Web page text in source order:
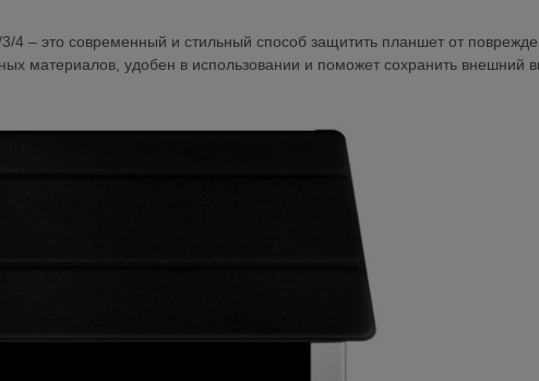
4 – это современный и стильный способ защитить планшет от
материалов, удобен в использовании и поможет сохранить внешний